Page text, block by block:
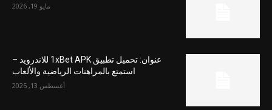
مايو 19, 2026
عنوان: تحميل تطبيق 1xBet APK للاندرويد –
استمتع بالمراهنات الرياضية والألعاب
أغسطس 13, 2025